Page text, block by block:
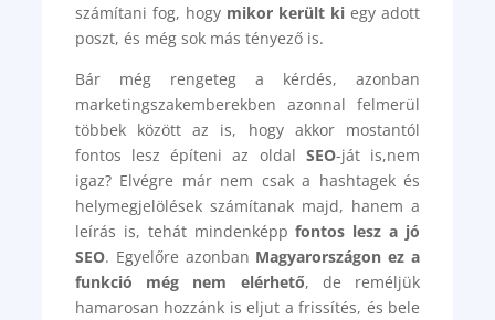
számítani fog, hogy mikor került kiegy adott
poszt, és még sok más tényező is.
Bár még rengeteg a kérdés, azonban
marketingszakemberekben azonnal felmerül
többek között az is, hogy akkor mostantól
fontos lesz építeni az oldal SEO-ját is,nem
igaz? Elvégre már nem csak a hashtagek és
helymegjelölések számítanak majd, hanem a
leírás is, tehát mindenképpfontos lesz a jó
SEO. Egyelőre azonban Magyarországon ez a
funkció még nem elérhető, de reméljük
hamarosan hozzánk is eljut a frissítés, és bele